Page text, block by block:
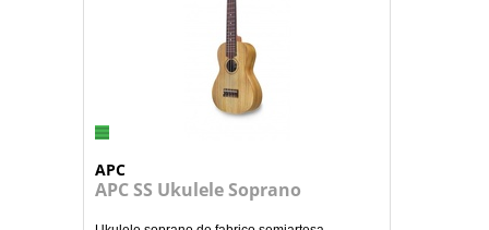
APC
APC SS Ukulele Soprano